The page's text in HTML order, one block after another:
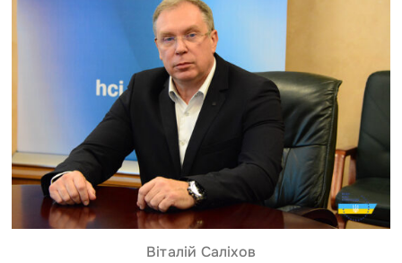
Віталій Саліхов